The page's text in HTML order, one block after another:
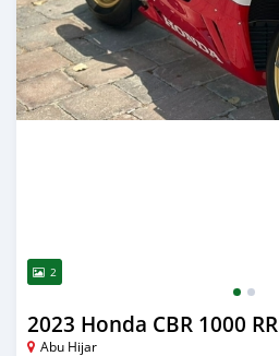
2
2023 Honda CBR 1000 RR
Abu Hijar